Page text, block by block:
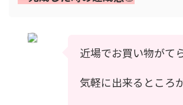
近場でお買い物がて
気軽に出来るところ